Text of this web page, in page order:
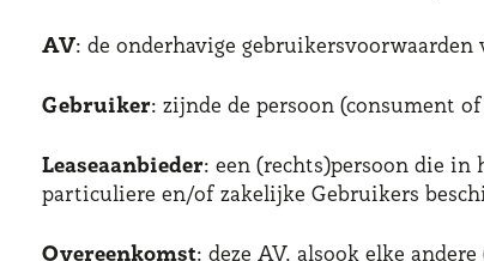
AV: de onderhavige
Gebruiker: zijnde de persoon (consument
Leaseaanbieder: een (rechts)persoon die in
particuliere en/of zakelijke Gebruikers
Overeenkomst: deze AV, alsook elke